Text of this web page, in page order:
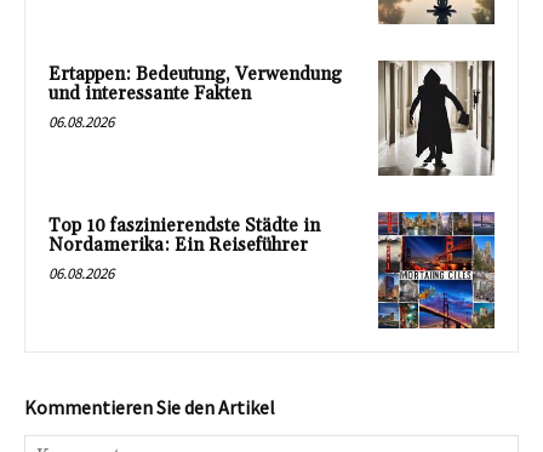
Ertappen: Bedeutung, Verwendung
und interessante Fakten
06.08.2026
Top 10 faszinierendste Städte in
Nordamerika: Ein Reiseführer
06.08.2026
Kommentieren Sie den Artikel